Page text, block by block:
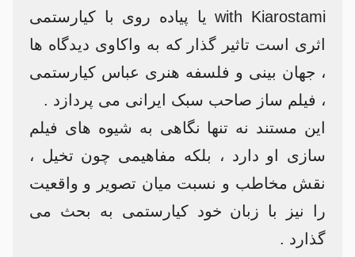
with Kiarostami یا پیاده روی با کیارستمی
اثری است تاثیر گذار که به واکاوی دیدگاه ها
، جهان بینی و فلسفه هنری عباس کیارستمی
، فیلم ساز صاحب سبک ایرانی می پردازد .
این مستند نه تنها نگاهی به شیوه های فیلم
سازی او دارد ، بلکه مفاهیمی چون تخیل ،
نقش مخاطب و نسبت میان تصویر و واقعیت
را نیز با زبان خود کیارستمی به بحث می
گذارد .